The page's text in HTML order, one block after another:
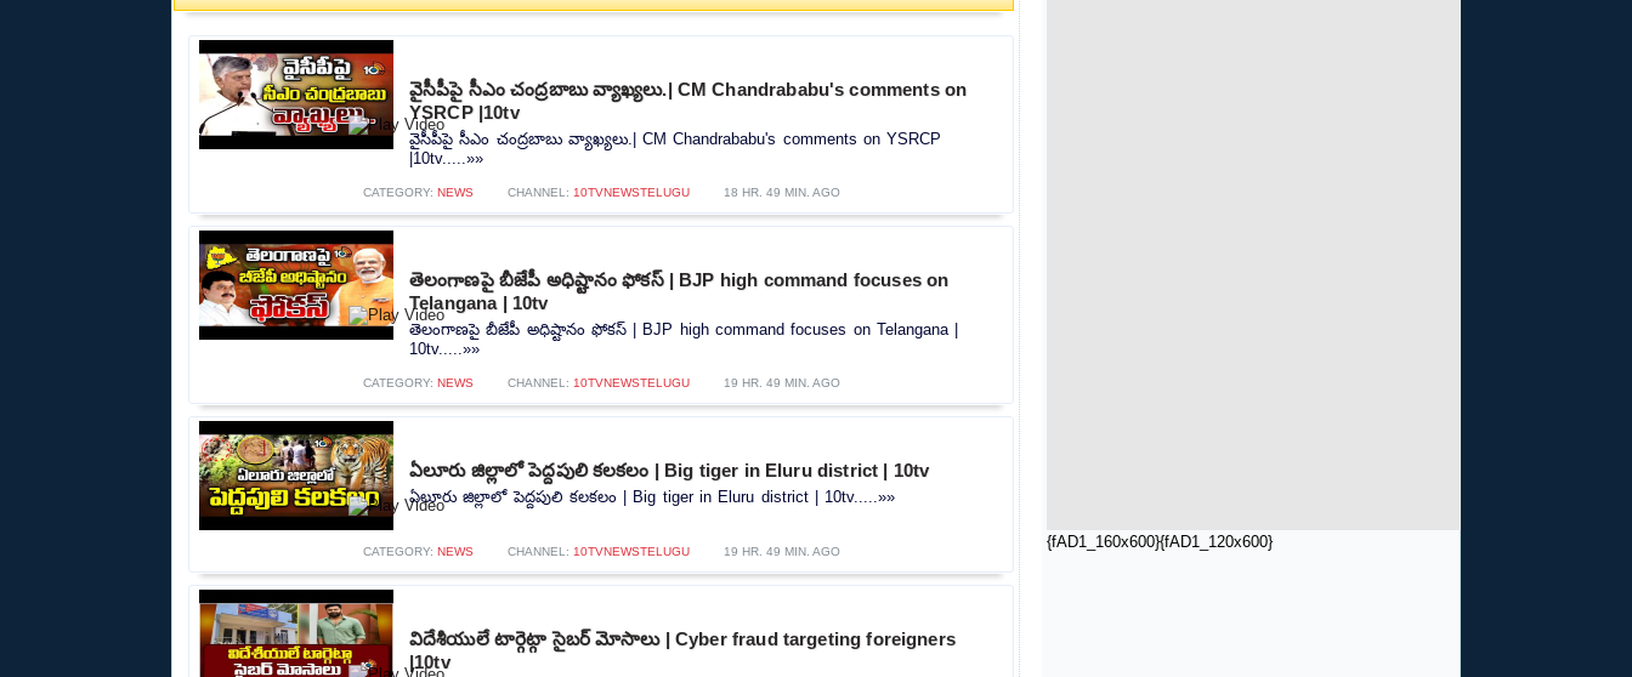
{fAD1_160x600}{fAD1_120x600}
వైసీపీపై సీఎం చంద్రబాబు వ్యాఖ్యలు.| CM Chandrababu's comments on
YSRCP |10tv
వైసీపీపై సీఎం చంద్రబాబు వ్యాఖ్యలు.| CM Chandrababu's comments on YSRCP
|10tv.....»»
CATEGORY: NEWS CHANNEL: 10TVNEWSTELUGU 18 HR. 49 MIN. AGO
తెలంగాణపై బీజేపీ అధిష్టానం ఫోకస్ | BJP high command focuses on
Telangana | 10tv
తెలంగాణపై బీజేపీ అధిష్టానం ఫోకస్ | BJP high command focuses on Telangana |
10tv.....»»
CATEGORY: NEWS CHANNEL: 10TVNEWSTELUGU 19 HR. 49 MIN. AGO
ఏలూరు జిల్లాలో పెద్దపులి కలకలం | Big tiger in Eluru district | 10tv
ఏలూరు జిల్లాలో పెద్దపులి కలకలం | Big tiger in Eluru district | 10tv.....»»
CATEGORY: NEWS CHANNEL: 10TVNEWSTELUGU 19 HR. 49 MIN. AGO
విదేశీయులే టార్గెట్గా సైబర్ మోసాలు | Cyber ​​fraud targeting foreigners
|10tv